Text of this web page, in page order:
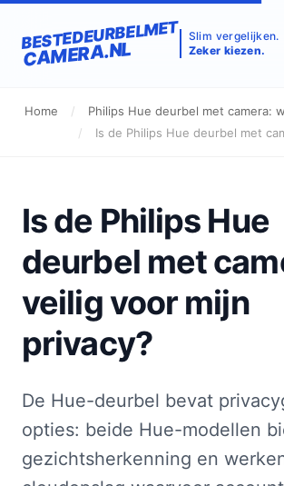
BESTEDEURBELMET
CAMERA.NL
Slim vergelijken.
Zeker kiezen.
Home /
Philips Hue deurbel met camera:
/
Is de Philips Hue deurbel met
Is de Philips Hue
deurbel met
veilig voor mijn
privacy?
De Hue-deurbel bevat
opties: beide Hue-modellen
gezichtsherkenning en